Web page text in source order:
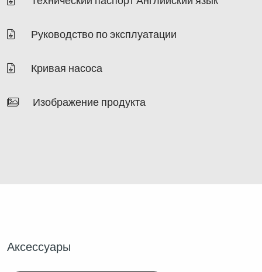
Руководство по эксплуатации
Кривая насоса
Изображение продукта
Аксессуары